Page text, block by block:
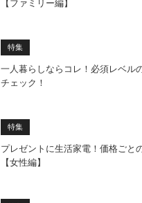
【ファミリー編】
特集
一人暮らしならコレ！必須レベル
チェック！
特集
プレゼントに生活家電！価格ごと
【女性編】